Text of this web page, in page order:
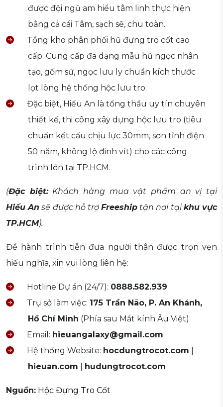
được đội ngũ am hiểu tâm linh thực hiện
bằng cả cái Tâm, sạch sẽ, chu toàn.
Tổng kho phân phối hũ đựng tro cốt cao
cấp: Cung cấp đa dạng mẫu hũ ngọc nhân
tạo, gốm sứ, ngọc lưu ly chuẩn kích thước
lọt lòng hệ thống hộc lưu tro.
Đặc biệt, Hiếu An là tổng thầu uy tín chuyên
thiết kế, thi công xây dựng hộc lưu tro (tiêu
chuẩn kết cấu chịu lực 30mm, sơn tĩnh điện
50 năm, không lộ đinh vít) cho các công
trình lớn tại TP.HCM.
(Đặc biệt:Khách hàng mua vật phẩm an vị tại
Hiếu An sẽ được hỗ trợFreeship tận nơi tạikhu vực
TP.HCM).
Để hành trình tiễn đưa người thân được trọn vẹn
hiếu nghĩa, xin vui lòng liên hệ:
Hotline Dự án (24/7): 0888.582.939
Trụ sở làm việc: 175 Trần Não, P. An Khánh,
Hồ Chí Minh (Phía sau Mắt kính Âu Việt)
Email: hieuangalaxy@gmail.com
Hệ thống Website: hocdungtrocot.com
hieuan.com
hudungtrocot.com
Nguồn: Hộc Đựng Tro Cốt